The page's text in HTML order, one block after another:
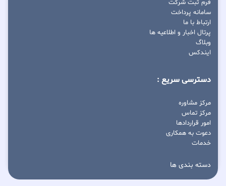
فرم ثبت شرکت
سامانه پرداخت
ارتباط با ما
پرتال اخبار و اطلاعیه ها
وبلاگ
ایندکس
دسترسی سریع :
مرکز مشاوره
مرکز تماس
امور قراردادها
دعوت به همکاری
خدمات
دسته بندی ها